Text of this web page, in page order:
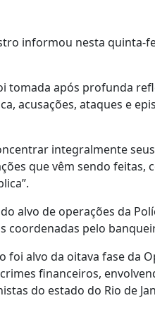
informou nesta quinta-
tomada após profunda
acusações, ataques e
integralmente
que vêm sendo
alvo de operações da
pelo
foi alvo da oitava fase da
financeiros,
do estado do Rio de